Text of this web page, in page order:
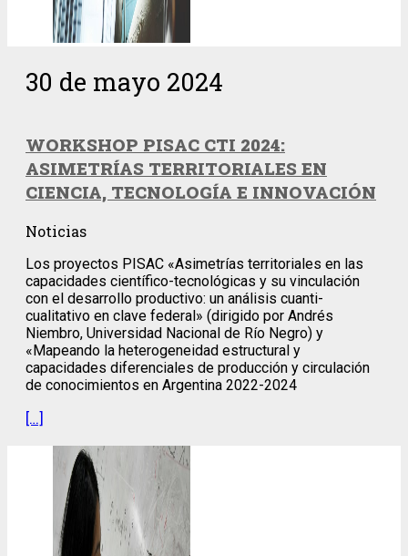
30 de mayo 2024
WORKSHOP PISAC CTI 2024:
ASIMETRÍAS TERRITORIALES EN
CIENCIA, TECNOLOGÍA E INNOVACIÓN
Noticias
Los proyectos PISAC «Asimetrías territoriales en las
capacidades científico-tecnológicas y su vinculación
con el desarrollo productivo: un análisis cuanti-
cualitativo en clave federal» (dirigido por Andrés
Niembro, Universidad Nacional de Río Negro) y
«Mapeando la heterogeneidad estructural y
capacidades diferenciales de producción y circulación
de conocimientos en Argentina 2022-2024
[…]